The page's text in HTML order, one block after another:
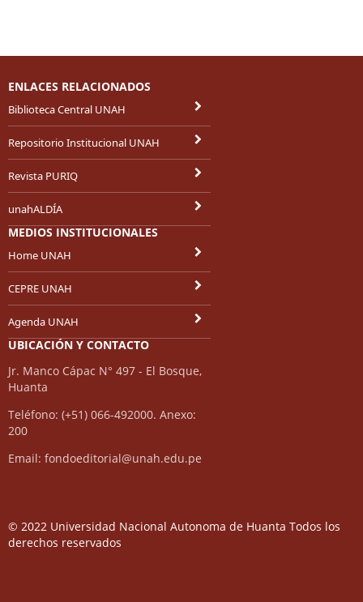
ENLACES RELACIONADOS
Biblioteca Central UNAH
Repositorio Institucional UNAH
Revista PURIQ
unahALDÍA
MEDIOS INSTITUCIONALES
Home UNAH
CEPRE UNAH
Agenda UNAH
UBICACIÓN Y CONTACTO
Jr. Manco Cápac N° 497 - El Bosque,
Huanta
Teléfono: (+51) 066-492000. Anexo:
200
Email: fondoeditorial@unah.edu.pe
© 2022 Universidad Nacional Autonoma de Huanta Todos los
derechos reservados